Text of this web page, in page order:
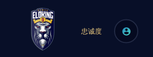
忠诚度